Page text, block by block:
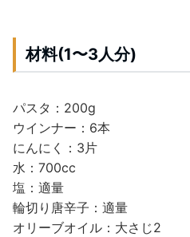
材料(1〜3人分)
パスタ：200g
ウインナー：6本
にんにく：3片
水：700cc
塩：適量
輪切り唐辛子：適量
オリーブオイル：大さじ2